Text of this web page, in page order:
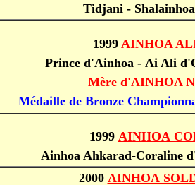
Tidjani -
1999 AINHOA
Prince d'Ainhoa - Ai Ali
Mère d'AINHOA
Médaille de Bronze
1999 AINHOA
Ainhoa Ahkarad-Coraline
2000 AINHOA